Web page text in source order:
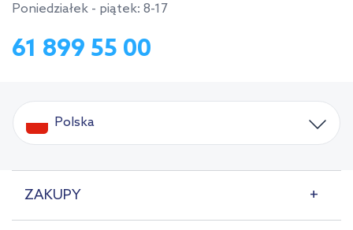
Poniedziałek - piątek: 8-17
61 899 55 00
Polska
ZAKUPY